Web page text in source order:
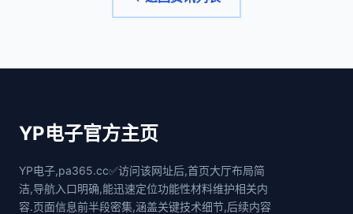
YP电子官方主页
YP电子,pa365.cc✅访问该网址后,首页大厅布局简
洁,导航入口明确,能迅速定位功能性材料维护相关内
容.页面信息前半段密集,涵盖关键技术细节,后续内容